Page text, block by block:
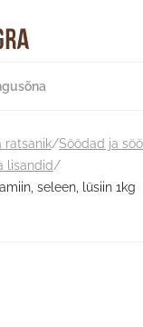
ratsanik/Söödad ja
lisandid/
seleen, lüsiin 1kg